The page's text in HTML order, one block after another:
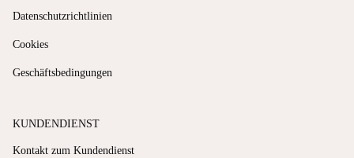
Datenschutzrichtlinien
Cookies
Geschäftsbedingungen
KUNDENDIENST
Kontakt zum Kundendienst